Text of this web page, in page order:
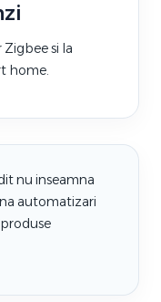
si la
home.
nu inseamna
automatizari